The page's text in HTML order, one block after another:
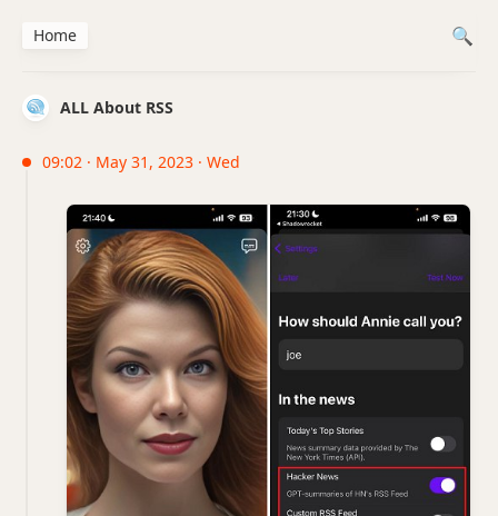
ALL About RSS
09:02 · May 31, 2023 · Wed
Home